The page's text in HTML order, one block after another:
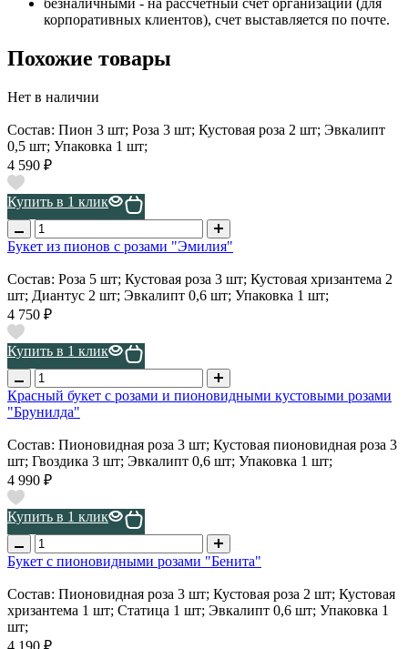
корпоративных клиентов), счет выставляется по почте.
Похожие товары
Нет в наличии
Состав: Пион 3 шт; Роза 3 шт; Кустовая роза 2 шт; Эвкалипт
0,5 шт; Упаковка 1 шт;
4 590 ₽
Купить в 1 клик
Букет из пионов с розами "Эмилия"
Состав: Роза 5 шт; Кустовая роза 3 шт; Кустовая хризантема 2
шт; Диантус 2 шт; Эвкалипт 0,6 шт; Упаковка 1 шт;
4 750 ₽
Купить в 1 клик
Красный букет с розами и пионовидными кустовыми розами
"Брунилда"
Состав: Пионовидная роза 3 шт; Кустовая пионовидная роза 3
шт; Гвоздика 3 шт; Эвкалипт 0,6 шт; Упаковка 1 шт;
4 990 ₽
Купить в 1 клик
Букет с пионовидными розами "Бенита"
Состав: Пионовидная роза 3 шт; Кустовая роза 2 шт; Кустовая
хризантема 1 шт; Статица 1 шт; Эвкалипт 0,6 шт; Упаковка 1
шт;
4 190 ₽